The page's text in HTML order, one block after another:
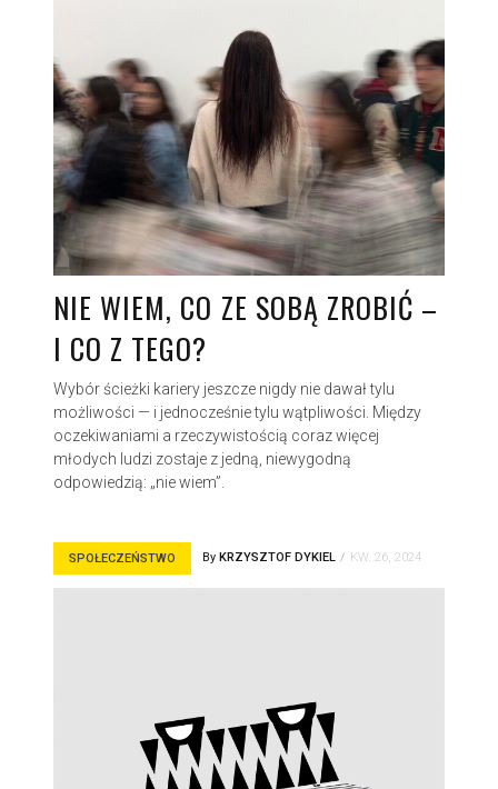
NIE WIEM, CO ZE SOBĄ ZROBIĆ –
I CO Z TEGO?
Wybór ścieżki kariery jeszcze nigdy nie dawał tylu
możliwości — i jednocześnie tylu wątpliwości. Między
oczekiwaniami a rzeczywistością coraz więcej
młodych ludzi zostaje z jedną, niewygodną
odpowiedzią: „nie wiem”.
SPOŁECZEŃSTWO By KRZYSZTOF DYKIEL KW. 26, 2024